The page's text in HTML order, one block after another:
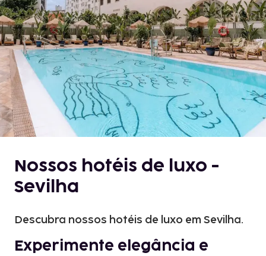
Nossos hotéis de luxo -
Sevilha
Descubra nossos hotéis de luxo em Sevilha.
Experimente elegância e